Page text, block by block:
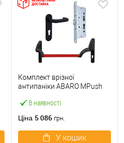
В наявності
Комплект врізної
антипаніки ABARO МPush
червоний із замком та
Ціна 5 086 грн.
У кошик